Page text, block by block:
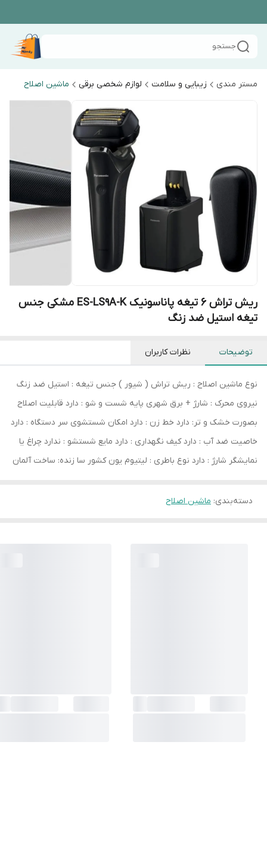
جستجو
مستر مندی زیبایی و سلامت لوازم شخصی برقی ماشین اصلاح
ریش تراش 6 تیغه پاناسونیک ES-LS9A-K مشکی جنس
تیغه استیل ضد زنگ
توضیحات نظرات کاربران
نوع ماشین اصلاح : ریش تراش ( شیور ) جنس تیغه : استیل ضد زنگ
نیروی محرک : شارژ + برق شهری پایه شست و شو : دارد قابلیت اصلاح
بصورت خشک و تر: دارد خط زن : دارد امکان شستشوی سر دستگاه : دارد
خاصیت ضد آب : دارد کیف نگهداری : دارد مایع شستشو : ندارد چراغ یا
نمایشگر شارژ : دارد نوع باطری : لیتیوم یون کشور سا زنده: ساخت آلمان
دسته‌بندی: ماشین اصلاح